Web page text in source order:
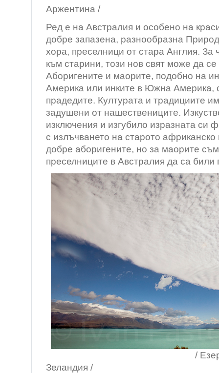
Аржентина /
Ред е на Австралия и особено на
добре запазена, разнообразна
хора, преселници от стара Англия. За
към старини, този нов свят може да се
Аборигените и маорите, подобно на
Америка или инките в Южна Америка,
прадедите. Културата и традициите
задушени от нашествениците.
изключения и изгубило изразната си
с излъчването на старото
добре аборигените, но за маорите
преселниците в Австралия да са били
/ Езерото
Зеландия /